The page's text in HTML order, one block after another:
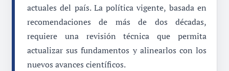
actuales del país. La política vigente, basada en
recomendaciones de más de dos décadas,
requiere una revisión técnica que permita
actualizar sus fundamentos y alinearlos con los
nuevos avances científicos.